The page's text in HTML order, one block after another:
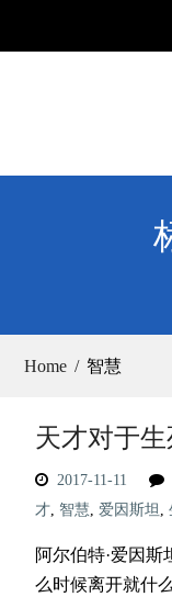
Home 智慧
天才对于
2017-11-11
才, 智慧, 爱因斯坦 ,
阿尔伯特·爱因
么时候离开就什